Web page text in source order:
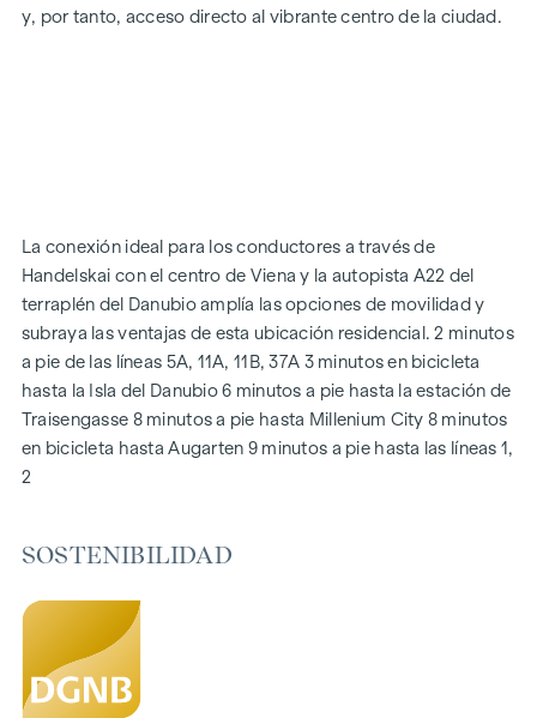
EQUIPAMIENTOS
Sistema fotovoltaico en el tejado
Sistema de interfono digital y
tablón de anuncios mediante aplicación de teléfono móvil
Aplicación de gestión inteligente de la propiedad "puck
DESTACADOS
269 viviendas de pleno dominio
De 1 a 4 habitaciones con espacios habitables de aprox.
166 plazas de aparcamiento subterráneo
Precertificado de sostenibilidad DGNB Gold
Situado junto al pintoresco Danubio
SOSTENIBILIDAD
y, por tanto, acceso directo al vibrante centro de la ciudad.
La conexión ideal para los conductores a través de
Handelskai con el centro de Viena y la autopista A22 del
terraplén del Danubio amplía las opciones de movilidad y
subraya las ventajas de esta ubicación residencial. 2 minutos
a pie de las líneas 5A, 11A, 11B, 37A 3 minutos en bicicleta
hasta la Isla del Danubio 6 minutos a pie hasta la estación de
Traisengasse 8 minutos a pie hasta Millenium City 8 minutos
en bicicleta hasta Augarten 9 minutos a pie hasta las líneas 1,
2
SOSTENIBILIDAD